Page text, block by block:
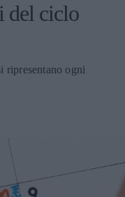
del ciclo
ripresentano ogni